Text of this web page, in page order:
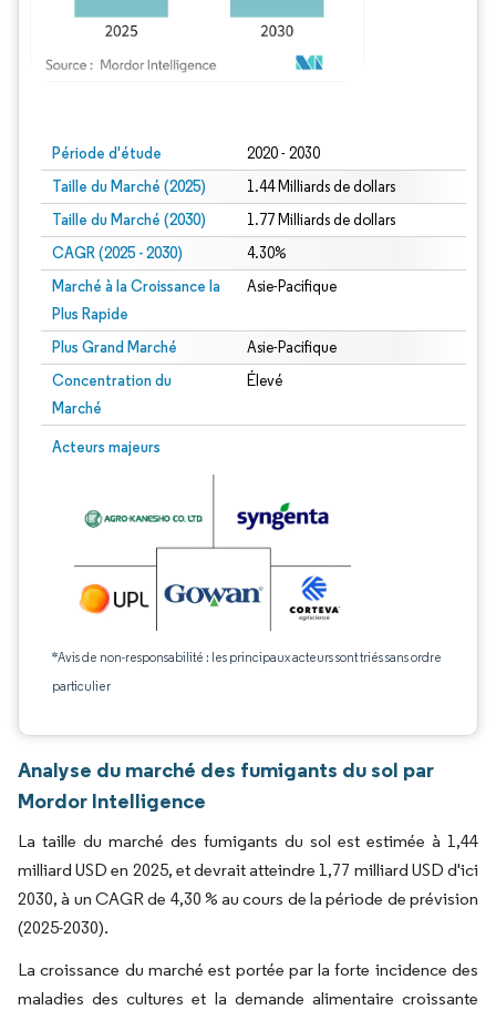
Période d'étude 2020 - 2030
Taille du Marché (2025) 1.44 Milliards de dollars
Taille du Marché (2030) 1.77 Milliards de dollars
CAGR (2025 - 2030) 4.30%
Marché à la Croissance la
Plus Rapide
Asie-Pacifique
Plus Grand Marché Asie-Pacifique
Concentration du
Marché
Élevé
Acteurs majeurs
*Avis de non-responsabilité : les principaux acteurs sont triés sans ordre
particulier
Analyse du marché des fumigants du sol par
Mordor Intelligence
La taille du marché des fumigants du sol est estimée à 1,44
milliard USD en 2025, et devrait atteindre 1,77 milliard USD d'ici
2030, à un CAGR de 4,30 % au cours de la période de prévision
(2025-2030).
La croissance du marché est portée par la forte incidence des
maladies des cultures et la demande alimentaire croissante